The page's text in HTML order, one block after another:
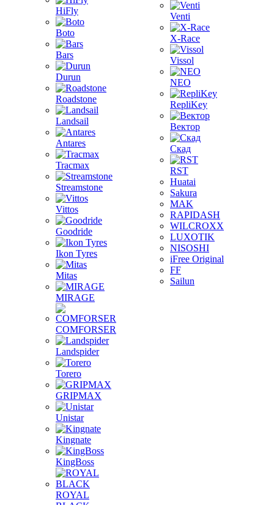
HiFly
Boto
Bars
Durun
Roadstone
Landsail
Antares
Tracmax
Streamstone
Vittos
Goodride
Ikon Tyres
Mitas
MIRAGE
COMFORSER
Landspider
Torero
GRIPMAX
Unistar
Kingnate
KingBoss
ROYAL
Venti
X-Race
Vissol
NEO
RepliKey
Вектор
Скад
RST
Huatai
Sakura
MAK
RAPIDASH
WILCROXX
LUXOTIK
NISOSHI
iFree Original
FF
Sailun